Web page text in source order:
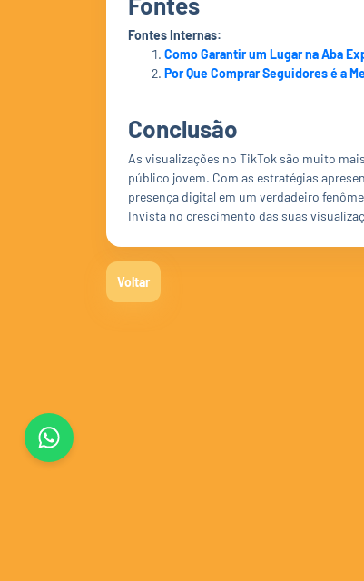
Fontes Internas:
Como Garantir um Lugar na Aba
Por Que Comprar Seguidores é a
Conclusão
As visualizações no TikTok são muito
público jovem. Com as estratégias
presença digital em um verdadeiro
Invista no crescimento das suas
Voltar